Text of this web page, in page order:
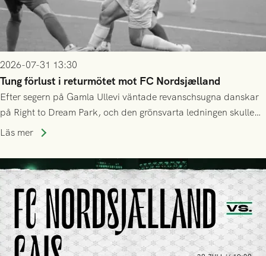
2026-07-31 13:30
Tung förlust i returmötet mot FC Nordsjælland
Efter segern på Gamla Ullevi väntade revanschsugna danskar
på Right to Dream Park, och den grönsvarta ledningen skulle
upphöra efter mindre än kvarten spelad. På lika mark visade
tennissiffror och det grönsvarta europaäventyret tog slut.
Läs mer